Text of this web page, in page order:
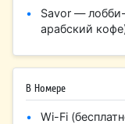
Savor —
арабский
В Номере
Wi-Fi